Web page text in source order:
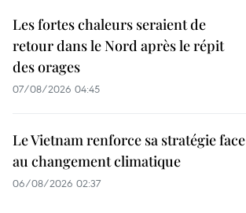
Les fortes chaleurs seraient de
retour dans le Nord après le répit
des orages
07/08/2026 04:45
Le Vietnam renforce sa stratégie face
au changement climatique
06/08/2026 02:37